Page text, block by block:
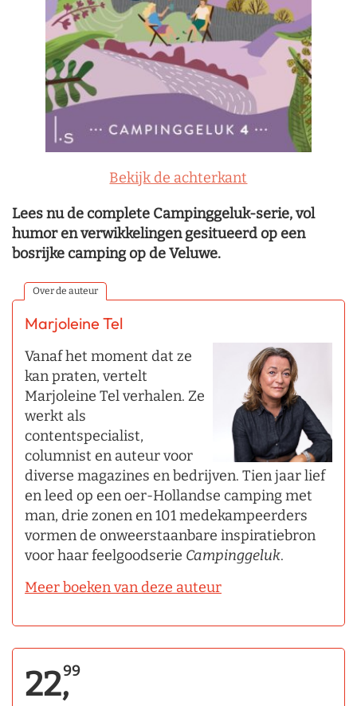
Bekijk de achterkant
Lees nu de complete Campinggeluk-serie, vol
humor en verwikkelingen gesitueerd op een
bosrijke camping op de Veluwe.
Over de auteur
Marjoleine Tel
Vanaf het moment dat ze
kan praten, vertelt
Marjoleine Tel verhalen. Ze
werkt als
contentspecialist,
columnist en auteur voor
diverse magazines en bedrijven. Tien jaar lief
en leed op een oer-Hollandse camping met
man, drie zonen en 101 medekampeerders
vormen de onweerstaanbare inspiratiebron
voor haar feelgoodserie Campinggeluk.
Meer boeken van deze auteur
22,99